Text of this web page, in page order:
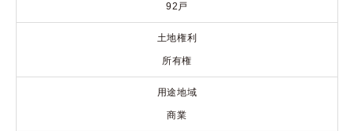
92戸
土地権利
所有権
用途地域
商業